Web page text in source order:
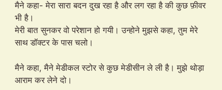
मैने कहा- मेरा सारा बदन दुख रहा है और लग रहा है की कुछ फ़ीवर
भी है।
मेरी बात सुनकर वो परेशान हो गयी। उन्होने मुझसे कहा, तुम मेरे
साथ डॉक्टर के पास चलो।
मैने कहा, मैने मेडीकल स्टोर से कुछ मेडीसीन ले ली है। मुझे थोड़ा
आराम कर लेने दो।